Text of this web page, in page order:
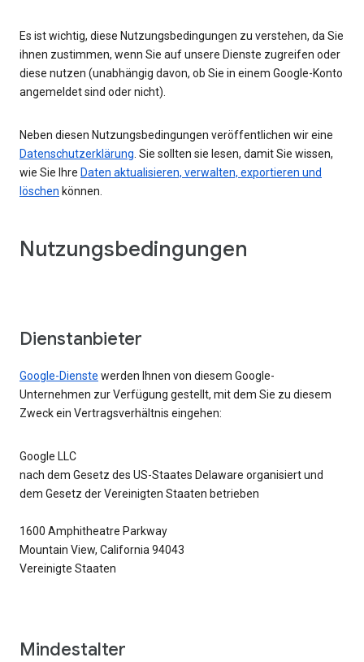
Es ist wichtig, diese Nutzungsbedingungen zu verstehen, da Sie
ihnen zustimmen, wenn Sie auf unsere Dienste zugreifen oder
diese nutzen (unabhängig davon, ob Sie in einem Google-Konto
angemeldet sind oder nicht).
Neben diesen Nutzungsbedingungen veröffentlichen wir eine
Datenschutzerklärung . Sie sollten sie lesen, damit Sie wissen,
wie Sie Ihre Daten aktualisieren, verwalten, exportieren und
löschen können.
Nutzungsbedingungen
Dienstanbieter
Google-Dienste werden Ihnen von diesem Google-
Unternehmen zur Verfügung gestellt, mit dem Sie zu diesem
Zweck ein Vertragsverhältnis eingehen:
Google LLC
nach dem Gesetz des US-Staates Delaware organisiert und
dem Gesetz der Vereinigten Staaten betrieben
1600 Amphitheatre Parkway
Mountain View, California 94043
Vereinigte Staaten
Mindestalter